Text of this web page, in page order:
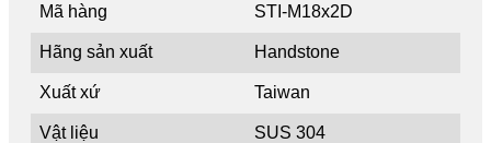
Mã hàng STI-M18x2D
Hãng sản xuất Handstone
Xuất xứ Taiwan
Vật liệu SUS 304